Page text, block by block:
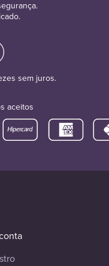
sem juros.
aceitos